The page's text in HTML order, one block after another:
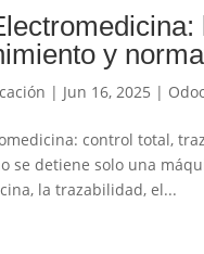
y
| Jun 16, 2025 |
control total,
se detiene solo una
la trazabilidad, el...